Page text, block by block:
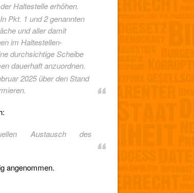
Haltestelle erhöhen.
Pkt. 1 und 2 genannten
und aller damit
im Haltestellen-
durchsichtige Scheibe
dauerhaft anzuordnen.
2025 über den Stand
Austausch des
angenommen.